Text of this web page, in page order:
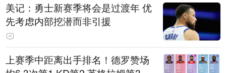
美记：勇士新赛季将会是过渡年 优
先考虑内部挖潜而非引援
上赛季中距离出手排名！德罗赞场